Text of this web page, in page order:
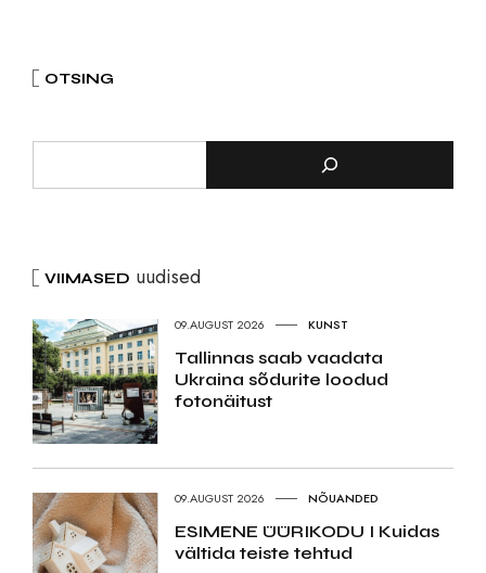
OTSING
VIIMASED uudised
09.AUGUST 2026 KUNST
Tallinnas saab vaadata
Ukraina sõdurite loodud
fotonäitust
09.AUGUST 2026 NÕUANDED
ESIMENE ÜÜRIKODU I Kuidas
vältida teiste tehtud